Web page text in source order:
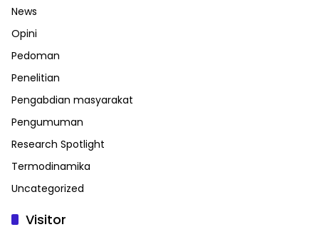
News
Opini
Pedoman
Penelitian
Pengabdian masyarakat
Pengumuman
Research Spotlight
Termodinamika
Uncategorized
Visitor